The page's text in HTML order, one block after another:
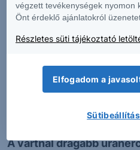
A vártnál drágább
végzett tevékenységek nyomon
Önt érdeklő ajánlatokról
Részletes süti tájékoztató
Elfogadom a